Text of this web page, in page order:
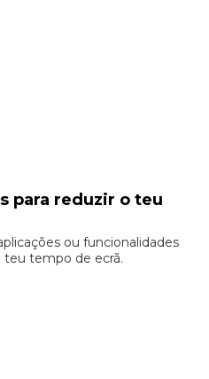
para reduzir o teu
ou funcionalidades
teu tempo de ecrã.